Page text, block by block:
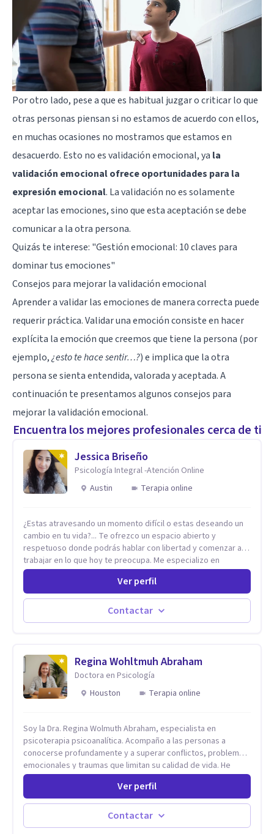
Por otro lado, pese a que es habitual juzgar o criticar lo que
otras personas piensan si no estamos de acuerdo con ellos,
en muchas ocasiones no mostramos que estamos en
desacuerdo. Esto no es validación emocional, ya la
validación emocional ofrece oportunidades para la
expresión emocional. La validación no es solamente
aceptar las emociones, sino que esta aceptación se debe
comunicar a la otra persona.
Quizás te interese: "Gestión emocional: 10 claves para
dominar tus emociones"
Consejos para mejorar la validación emocional
Aprender a validar las emociones de manera correcta puede
requerir práctica. Validar una emoción consiste en hacer
explícita la emoción que creemos que tiene la persona (por
ejemplo,¿esto te hace sentir…?) e implica que la otra
persona se sienta entendida, valorada y aceptada. A
continuación te presentamos algunos consejos para
mejorar la validación emocional.
Encuentra los mejores profesionales cerca de ti
Jessica Briseño
Psicología Integral -Atención Online
Austin
Terapia online
¿Estas atravesando un momento difícil o estas deseando un
cambio en tu vida?... Te ofrezco un espacio abierto y
respetuoso donde podrás hablar con libertad y comenzar a
trabajar en lo que hoy te preocupa. Me especializo en
Trastornos de Ansiedad y a lo largo de mi experiencia
profesional he acompañado a muchas Familias y Parejas con
distintas problemáticas como el manejo del estrés,
Autoestima, Gestión de la Ira, Depresión, Retos en la Crianza,
Codependencia, Celos, entre otros. Cuento con más de 12
Adolescentes y Adultos
Ver perfil
Contactar
Regina Wohltmuh Abraham
Doctora en Psicología
Houston
Terapia online
Soy la Dra. Regina Wolmuth Abraham, especialista en
psicoterapia psicoanalítica. Acompaño a las personas a
conocerse profundamente y a superar conflictos, problemas
emocionales y traumas que limitan su calidad de vida. He
trabajado en reconocidas instituciones como el Hospital
Psiquiátrico San Rafael, Instituto Psiquiátrico MENDAO, San
Bernardino, Hospital Psiquiátrico Infantil y el Centro de
Integración Juvenil. Además, tuve el privilegio de colaborar
en comunidades como Olivar del Conde y Xochimilco, lo que
Ver perfil
Contactar